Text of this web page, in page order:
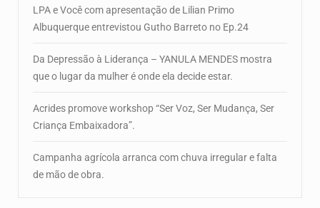
LPA e Você com apresentação de Lilian Primo
Albuquerque entrevistou Gutho Barreto no Ep.24
Da Depressão à Liderança – YANULA MENDES mostra
que o lugar da mulher é onde ela decide estar.
Acrides promove workshop “Ser Voz, Ser Mudança, Ser
Criança Embaixadora”.
Campanha agrícola arranca com chuva irregular e falta
de mão de obra.